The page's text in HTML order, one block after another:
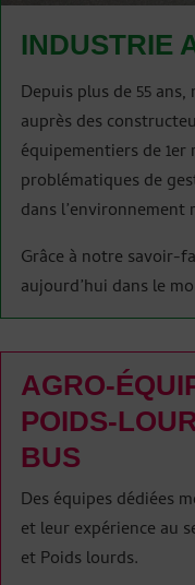
INDUSTRIE
Depuis plus de 55
auprès des
équipementiers de
problématiques de
dans
Grâce à notre savoir-
aujourd’hui dans le
AGRO-
POIDS-
BUS
Des équipes dédiées
et leur expérience au
et Poids lourds.